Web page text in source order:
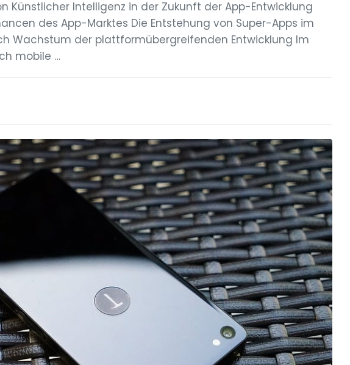
Künstlicher Intelligenz in der Zukunft der App-Entwicklung
des App-Marktes Die Entstehung von Super-Apps im
Wachstum der plattformübergreifenden Entwicklung Im
mobile …